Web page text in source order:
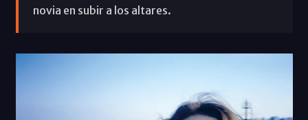
novia en subir a los altares.